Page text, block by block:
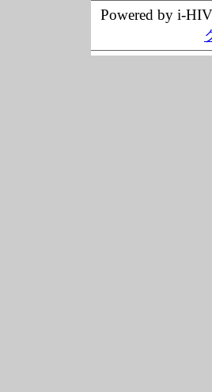
Powered by i-